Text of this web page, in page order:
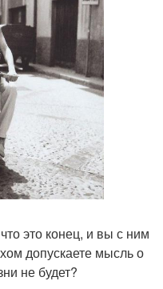
это конец, и вы с ним
допускаете мысль о
не будет?